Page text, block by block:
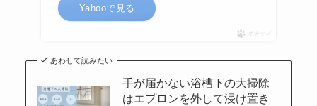
Yahooで見る
ポチップ
あわせて読みたい
手が届かない浴槽下の大掃除
はエプロンを外して浸け置き